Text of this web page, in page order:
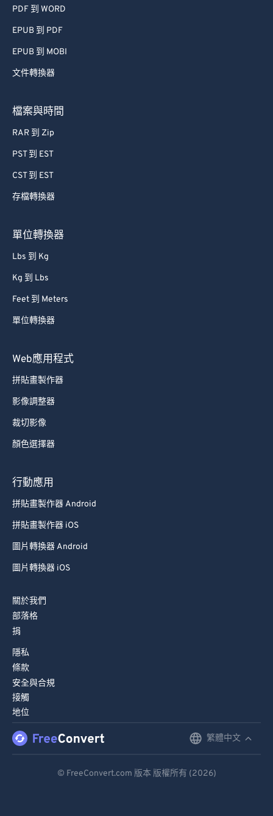
PDF 到 WORD
EPUB 到 PDF
EPUB 到 MOBI
文件轉換器
檔案與時間
RAR 到 Zip
PST 到 EST
CST 到 EST
存檔轉換器
單位轉換器
Lbs 到 Kg
Kg 到 Lbs
Feet 到 Meters
單位轉換器
Web應用程式
拼貼畫製作器
影像調整器
裁切影像
顏色選擇器
行動應用
拼貼畫製作器 Android
拼貼畫製作器 iOS
圖片轉換器 Android
圖片轉換器 iOS
關於我們
部落格
捐
隱私
條款
安全與合規
接觸
地位
繁體中文
© FreeConvert.com 版本 版權所有 (2026)